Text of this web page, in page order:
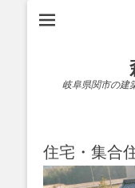
岐阜県関市の建
住宅・集合